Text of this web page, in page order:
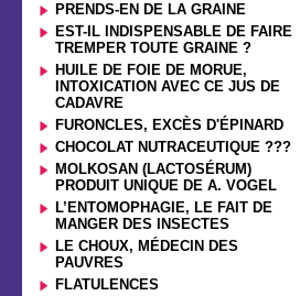
PRENDS-EN DE LA GRAINE
EST-IL INDISPENSABLE DE FAIRE
TREMPER TOUTE GRAINE ?
HUILE DE FOIE DE MORUE,
INTOXICATION AVEC CE JUS DE
CADAVRE
FURONCLES, EXCÈS D'ÉPINARD
CHOCOLAT NUTRACEUTIQUE ???
MOLKOSAN (LACTOSÉRUM)
PRODUIT UNIQUE DE A. VOGEL
L’ENTOMOPHAGIE, LE FAIT DE
MANGER DES INSECTES
LE CHOUX, MÉDECIN DES
PAUVRES
FLATULENCES